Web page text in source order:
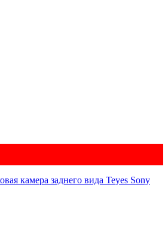
камера заднего вида Teyes Sony